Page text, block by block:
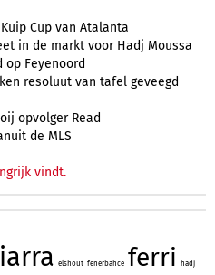
Cup van Atalanta
in de markt voor Hadj Moussa
op Feyenoord
resoluut van tafel geveegd
opvolger Read
de MLS
vindt.
elshout fenerbahce ferri hadj